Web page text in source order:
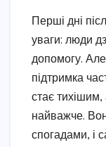
Перші дні
уваги: люди
допомогу. Але
підтримка
стає
найважче.
спогадами, і